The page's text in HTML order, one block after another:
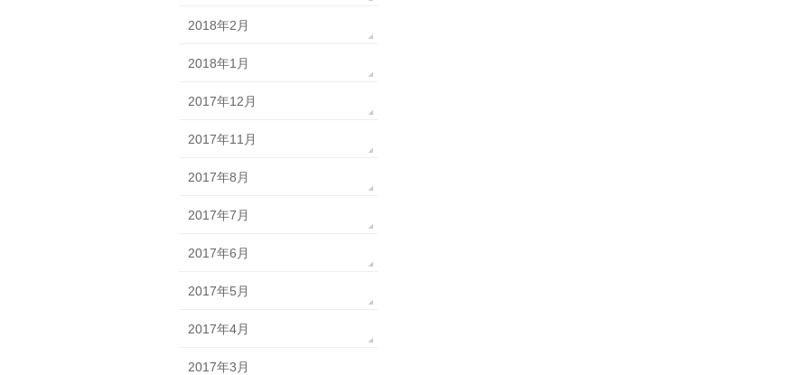
2018年2月
2018年1月
2017年12月
2017年11月
2017年8月
2017年7月
2017年6月
2017年5月
2017年4月
2017年3月